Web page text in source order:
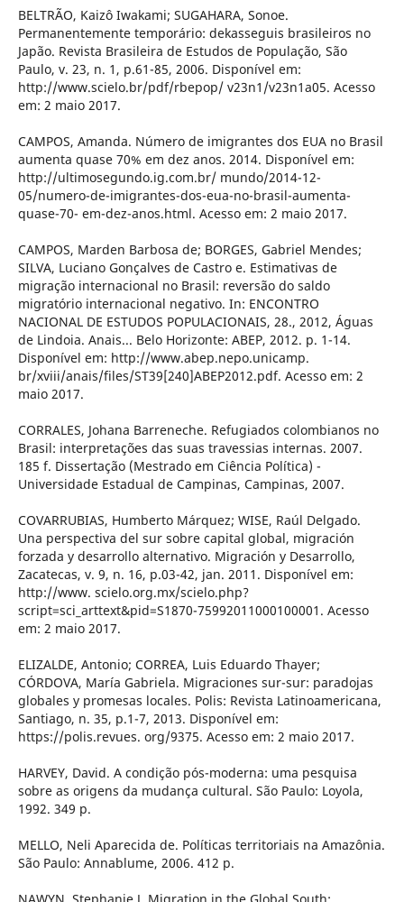
BELTRÃO, Kaizô Iwakami; SUGAHARA, Sonoe.
Permanentemente temporário: dekasseguis brasileiros no
Japão. Revista Brasileira de Estudos de População, São
Paulo, v. 23, n. 1, p.61-85, 2006. Disponível em:
http://www.scielo.br/pdf/rbepop/ v23n1/v23n1a05. Acesso
em: 2 maio 2017.
CAMPOS, Amanda. Número de imigrantes dos EUA no Brasil
aumenta quase 70% em dez anos. 2014. Disponível em:
http://ultimosegundo.ig.com.br/ mundo/2014-12-
05/numero-de-imigrantes-dos-eua-no-brasil-aumenta-
quase-70- em-dez-anos.html. Acesso em: 2 maio 2017.
CAMPOS, Marden Barbosa de; BORGES, Gabriel Mendes;
SILVA, Luciano Gonçalves de Castro e. Estimativas de
migração internacional no Brasil: reversão do saldo
migratório internacional negativo. In: ENCONTRO
NACIONAL DE ESTUDOS POPULACIONAIS, 28., 2012, Águas
de Lindoia. Anais... Belo Horizonte: ABEP, 2012. p. 1-14.
Disponível em: http://www.abep.nepo.unicamp.
br/xviii/anais/files/ST39[240]ABEP2012.pdf. Acesso em: 2
maio 2017.
CORRALES, Johana Barreneche. Refugiados colombianos no
Brasil: interpretações das suas travessias internas. 2007.
185 f. Dissertação (Mestrado em Ciência Política) -
Universidade Estadual de Campinas, Campinas, 2007.
COVARRUBIAS, Humberto Márquez; WISE, Raúl Delgado.
Una perspectiva del sur sobre capital global, migración
forzada y desarrollo alternativo. Migración y Desarrollo,
Zacatecas, v. 9, n. 16, p.03-42, jan. 2011. Disponível em:
http://www. scielo.org.mx/scielo.php?
script=sci_arttext&pid=S1870-75992011000100001. Acesso
em: 2 maio 2017.
ELIZALDE, Antonio; CORREA, Luis Eduardo Thayer;
CÓRDOVA, María Gabriela. Migraciones sur-sur: paradojas
globales y promesas locales. Polis: Revista Latinoamericana,
Santiago, n. 35, p.1-7, 2013. Disponível em:
https://polis.revues. org/9375. Acesso em: 2 maio 2017.
HARVEY, David. A condição pós-moderna: uma pesquisa
sobre as origens da mudança cultural. São Paulo: Loyola,
1992. 349 p.
MELLO, Neli Aparecida de. Políticas territoriais na Amazônia.
São Paulo: Annablume, 2006. 412 p.
NAWYN, Stephanie J. Migration in the Global South: